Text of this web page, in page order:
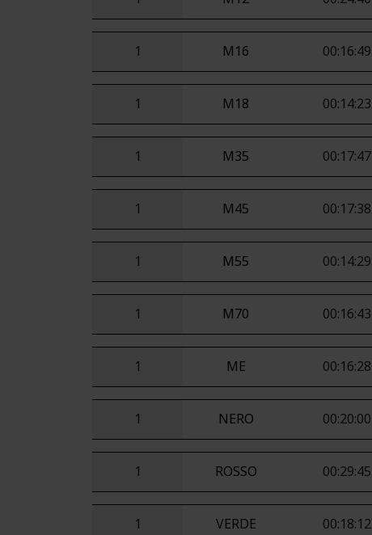
1 M16 00:16:49
1 M18 00:14:23
1 M35 00:17:47
1 M45 00:17:38
1 M55 00:14:29
1 M70 00:16:43
1 ME 00:16:28
1 NERO 00:20:00
1 ROSSO 00:29:45
1 VERDE 00:18:12